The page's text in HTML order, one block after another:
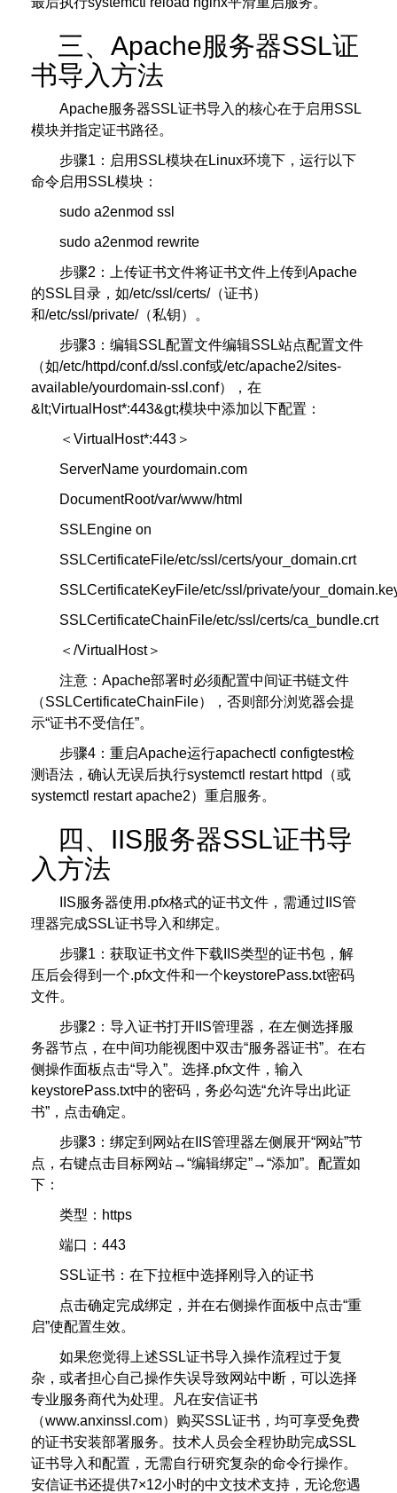
三、Apache服务器SSL证
书导入方法
Apache服务器SSL证书导入的核心在于启用SSL
模块并指定证书路径。
步骤1：启用SSL模块在Linux环境下，运行以下
命令启用SSL模块：
sudo a2enmod ssl
sudo a2enmod rewrite
步骤2：上传证书文件将证书文件上传到Apache
的SSL目录，如/etc/ssl/certs/（证书）
和/etc/ssl/private/（私钥）。
步骤3：编辑SSL配置文件编辑SSL站点配置文件
（如/etc/httpd/conf.d/ssl.conf或/etc/apache2/sites-
available/yourdomain-ssl.conf），在
&lt;VirtualHost*:443&gt;模块中添加以下配置：
＜VirtualHost*:443＞
ServerName yourdomain.com
DocumentRoot/var/www/html
SSLEngine on
SSLCertificateFile/etc/ssl/certs/your_domain.crt
SSLCertificateKeyFile/etc/ssl/private/
SSLCertificateChainFile/etc/ssl/certs/ca_bundle.crt
＜/VirtualHost＞
注意：Apache部署时必须配置中间证书链文件
（SSLCertificateChainFile），否则部分浏览器会提
示“证书不受信任”。
步骤4：重启Apache运行apachectl configtest检
测语法，确认无误后执行systemctl restart httpd（或
systemctl restart apache2）重启服务。
四、IIS服务器SSL证书导
入方法
IIS服务器使用.pfx格式的证书文件，需通过IIS管
理器完成SSL证书导入和绑定。
步骤1：获取证书文件下载IIS类型的证书包，解
压后会得到一个.pfx文件和一个keystorePass.txt密码
文件。
步骤2：导入证书打开IIS管理器，在左侧选择服
务器节点，在中间功能视图中双击“服务器证书”。在右
侧操作面板点击“导入”。选择.pfx文件，输入
keystorePass.txt中的密码，务必勾选“允许导出此证
书”，点击确定。
步骤3：绑定到网站在IIS管理器左侧展开“网站”节
点，右键点击目标网站→“编辑绑定”→“添加”。配置如
下：
类型：https
端口：443
SSL证书：在下拉框中选择刚导入的证书
点击确定完成绑定，并在右侧操作面板中点击“重
启”使配置生效。
如果您觉得上述SSL证书导入操作流程过于复
杂，或者担心自己操作失误导致网站中断，可以选择
专业服务商代为处理。凡在安信证书
（www.anxinssl.com）购买SSL证书，均可享受免费
的证书安装部署服务。技术人员会全程协助完成SSL
证书导入和配置，无需自行研究复杂的命令行操作。
安信证书还提供7×12小时的中文技术支持，无论您遇